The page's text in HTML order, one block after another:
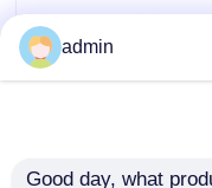
SpO2 সেন্সর কেবল
পুনরায় ব্যবহারযোগ্য
admin
Good day, what